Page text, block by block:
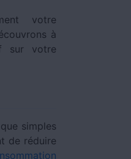
votre
à
sur votre
simples
de réduire